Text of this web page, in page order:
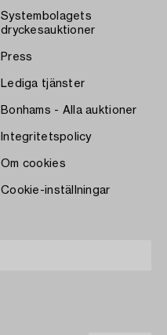
Systembolagets
dryckesauktioner
Press
Lediga tjänster
Bonhams - Alla auktioner
Integritetspolicy
Om cookies
Cookie-inställningar